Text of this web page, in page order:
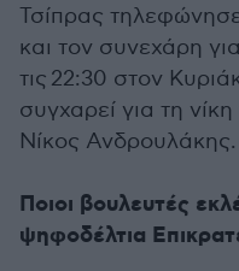
Τσίπρας
και τον συνεχάρη
τις 22:30 στον
συγχαρεί για τη
Νίκος Ανδρουλάκης.
Ποιοι βουλευτές
ψηφοδέλτια